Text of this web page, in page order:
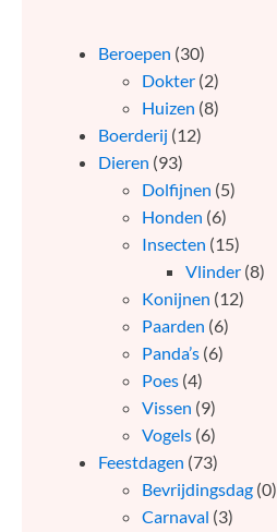
Beroepen (30)
Dokter (2)
Huizen (8)
Boerderij (12)
Dieren (93)
Dolfijnen (5)
Honden (6)
Insecten (15)
Vlinder (8)
Konijnen (12)
Paarden (6)
Panda’s (6)
Poes (4)
Vissen (9)
Vogels (6)
Feestdagen (73)
Bevrijdingsdag (0)
Carnaval (3)